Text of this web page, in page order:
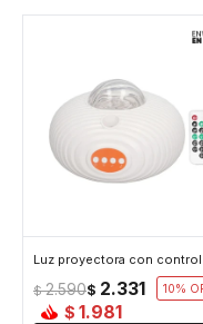
Luz proyectora con control
$ 2.331
$ 2.590 10
$ 1.981